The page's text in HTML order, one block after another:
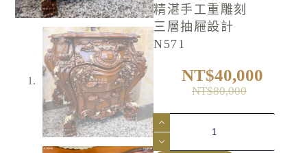
精湛手工重雕刻
三層抽屜設計
N571
NT$80,000
NT$40,000